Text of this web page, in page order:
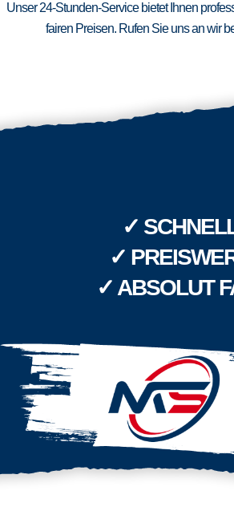
Unser 24-Stunden-Service bietet Ihnen
fairen Preisen. Rufen Sie uns an wir
✓
✓
✓ ABSOLUT